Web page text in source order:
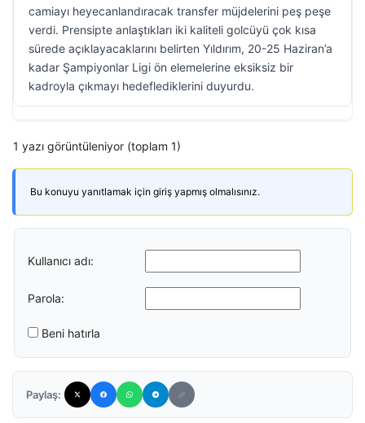
camiayı heyecanlandıracak transfer müjdelerini peş peşe
verdi. Prensipte anlaştıkları iki kaliteli golcüyü çok kısa
sürede açıklayacaklarını belirten Yıldırım, 20-25 Haziran’a
kadar Şampiyonlar Ligi ön elemelerine eksiksiz bir
kadroyla çıkmayı hedeflediklerini duyurdu.
1 yazı görüntüleniyor (toplam 1)
Bu konuyu yanıtlamak için giriş yapmış olmalısınız.
Kullanıcı adı:
Parola:
Beni hatırla
Paylaş: